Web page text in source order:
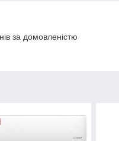
за домовленістю